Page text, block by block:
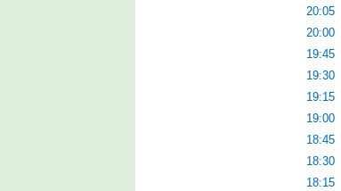
20:05
20:00
19:45
19:30
19:15
19:00
18:45
18:30
18:15